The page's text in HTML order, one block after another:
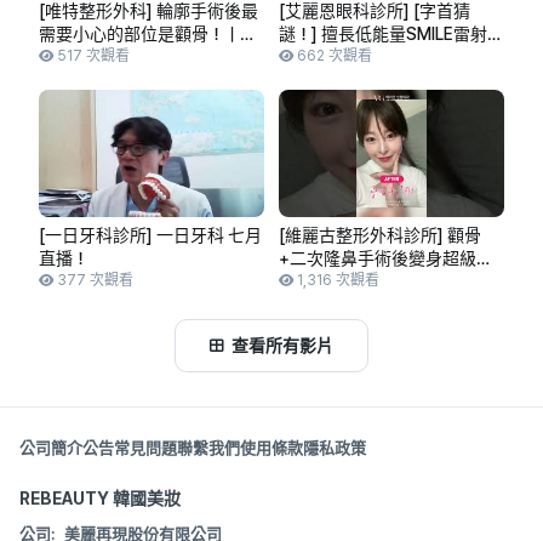
[唯特整形外科] 輪廓手術後最
需要小心的部位是顴骨！｜唯
特整形外科 #Shorts #Selfie #
517 次觀看
[艾麗恩眼科診所] [字首猜
謎！] 擅長低能量SMILE雷射手
術的「ㅇㅇㄹㅇ」眼科診所是哪一
662 次觀看
[一日牙科診所] 一日牙科 七月
直播！
377 次觀看
[維麗古整形外科診所] 顴骨
+二次隆鼻手術後變身超級美
女 #顴骨手術 #隆鼻手術 #二
面部輪廓手術
1,316 次觀看
查看所有影片
公司簡介公告常見問題聯繫我們使用條款隱私政策
REBEAUTY 韓國美妝
公司: 美麗再現股份有限公司